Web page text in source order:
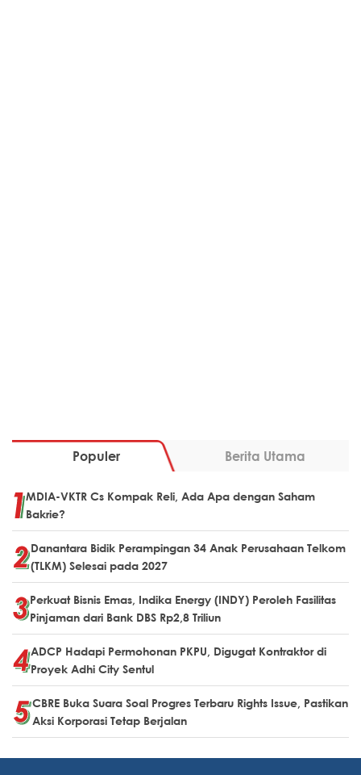
Populer Berita Utama
MDIA-VKTR Cs Kompak Reli, Ada Apa dengan Saham
Bakrie?
Danantara Bidik Perampingan 34 Anak Perusahaan Telkom
(TLKM) Selesai pada 2027
Perkuat Bisnis Emas, Indika Energy (INDY) Peroleh Fasilitas
Pinjaman dari Bank DBS Rp2,8 Triliun
ADCP Hadapi Permohonan PKPU, Digugat Kontraktor di
Proyek Adhi City Sentul
CBRE Buka Suara Soal Progres Terbaru Rights Issue, Pastikan
Aksi Korporasi Tetap Berjalan